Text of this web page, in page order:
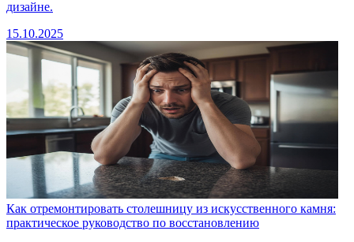
дизайне.
15.10.2025
Как отремонтировать столешницу из искусственного камня:
практическое руководство по восстановлению